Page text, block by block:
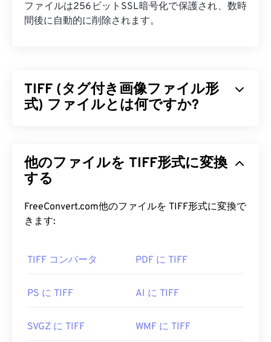
ファイルは256ビットSSL暗号化で保護され、数時
間後に自動的に削除されます。
TIFF (タグ付き画像ファイル形
式) ファイルとは何ですか?
ァイルが最も広く使用されているのは、デジタル広
告やデスクトップパブリッシングです。TIFFのビッ
圧縮された画像ファイル、レイヤー付き画像、ある
いはページとして
TIFF ファイルを開くにはどうすれ
Windowsの場合は
Photo Viewer 、macOSの場合は
Apple Preview
です。無料の独立したプログラムと
他のファイルを TIFF形式に変換
する
FreeConvert.com他のファイルを TIFF形式に変換で
きます:
TIFF コンバータ PDF に TIFF
PS に TIFF AI に TIFF
SVGZ に TIFF WMF に TIFF